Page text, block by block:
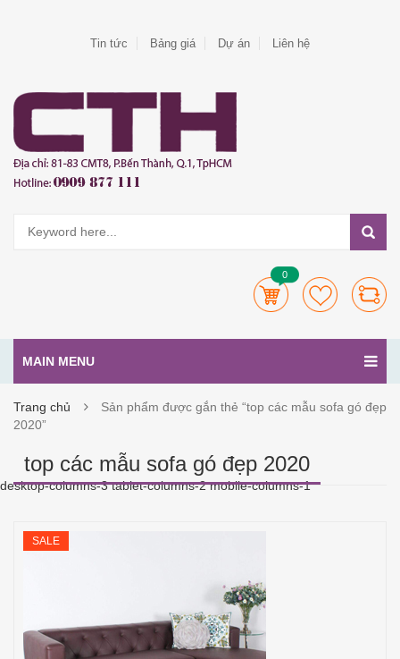
Tin tức Bảng giá Dự án Liên hệ
0
MAIN MENU
Trang chủ
Sản phẩm được gắn thẻ “top các mẫu sofa gó đẹp
2020”
top các mẫu sofa gó đẹp 2020
desktop-columns-3 tablet-columns-2 mobile-columns-1
SALE